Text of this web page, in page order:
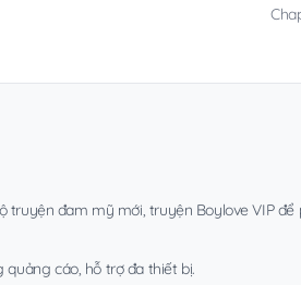
truyện đam mỹ mới, truyện Boylove VIP để
cáo, hỗ trợ đa thiết bị.